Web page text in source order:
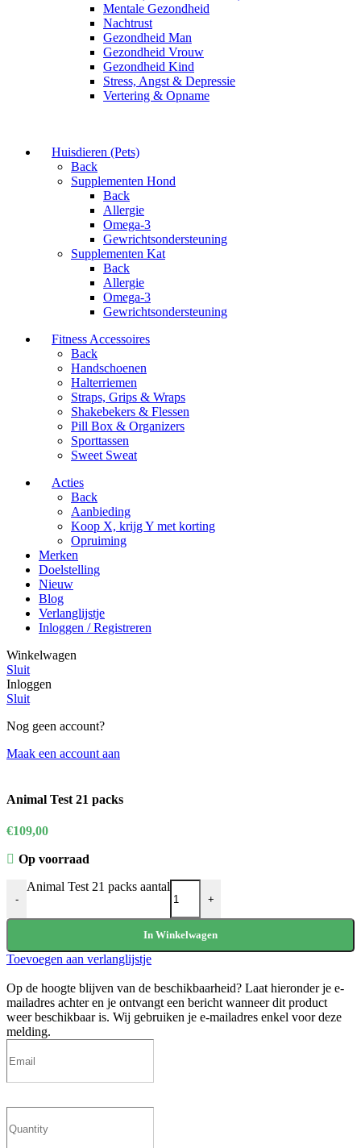
Mentale Gezondheid
Nachtrust
Gezondheid Man
Gezondheid Vrouw
Gezondheid Kind
Stress, Angst & Depressie
Vertering & Opname
Huisdieren (Pets)
Back
Supplementen Hond
Back
Allergie
Omega-3
Gewrichtsondersteuning
Supplementen Kat
Back
Allergie
Omega-3
Gewrichtsondersteuning
Fitness Accessoires
Back
Handschoenen
Halterriemen
Straps, Grips & Wraps
Shakebekers & Flessen
Pill Box & Organizers
Sporttassen
Sweet Sweat
Acties
Back
Aanbieding
Koop X, krijg Y met korting
Opruiming
Merken
Doelstelling
Nieuw
Blog
Verlanglijstje
Inloggen / Registreren
Winkelwagen
Sluit
Inloggen
Sluit
Nog geen account?
Maak een account aan
Animal Test 21 packs
€109,00
Op voorraad
-
Animal Test 21 packs aantal
+
In Winkelwagen
Toevoegen aan verlanglijstje
Op de hoogte blijven van de beschikbaarheid? Laat hieronder je e-
mailadres achter en je ontvangt een bericht wanneer dit product
weer beschikbaar is. Wij gebruiken je e-mailadres enkel voor deze
melding.